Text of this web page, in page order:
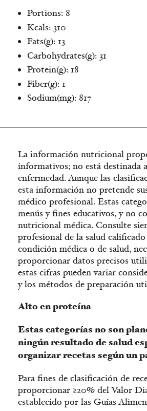
Portions: 8
Kcals: 310
Fats(g): 13
Carbohydrates(g): 31
Protein(g): 18
Fiber(g): 1
Sodium(mg): 817
La información nutricional
informativos; no está destinada
enfermedad. Aunque las
esta información no pretende
médico profesional. Estas
menús y fines educativos, y no
nutricional médica. Consulte
profesional de la salud
condición médica o de salud,
proporcionar datos precisos
estas cifras pueden variar
y los métodos de preparación
Alto en proteína
Estas categorías no son
ningún resultado de salud
organizar recetas según un
Para fines de clasificación de
proporcionar ≥20% del Valor
establecido por las Guías